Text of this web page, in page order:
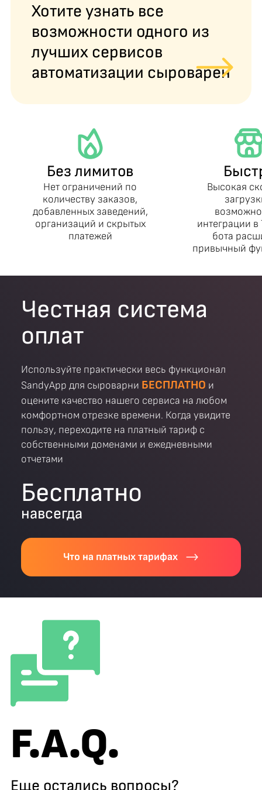
Хотите узнать все
возможности одного из
лучших сервисов
автоматизации сыроварен
Без лимитов
Нет ограничений по
количеству заказов,
добавленных заведений,
организаций и скрытых
платежей
Высокая
интеграции в
бота
привычный
Честная система
оплат
Используйте практически весь функционал
SandyApp для сыроварни БЕСПЛАТНО и
оцените качество нашего сервиса на любом
комфортном отрезке времени. Когда увидите
пользу, переходите на платный тариф с
собственными доменами и ежедневными
отчетами
Бесплатно
навсегда
Что на платных тарифах
F.A.Q.
Еще остались вопросы?